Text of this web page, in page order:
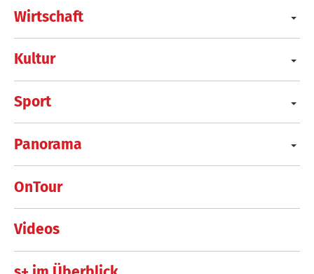
Wirtschaft
Kultur
Sport
Panorama
OnTour
Videos